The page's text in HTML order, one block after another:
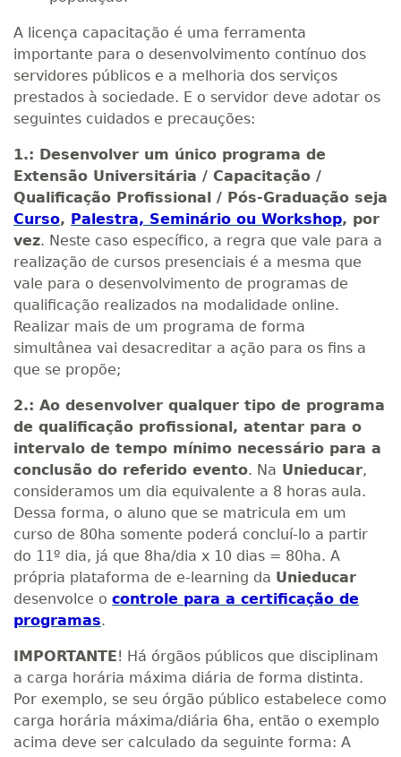
A licença capacitação é uma ferramenta
importante para o desenvolvimento contínuo dos
servidores públicos e a melhoria dos serviços
prestados à sociedade. E o servidor deve adotar os
seguintes cuidados e precauções:
1.: Desenvolver um único programa de
Extensão Universitária / Capacitação /
Qualificação Profissional / Pós-Graduação seja
Curso, Palestra, Seminário ou Workshop, por
vez. Neste caso específico, a regra que vale para a
realização de cursos presenciais é a mesma que
vale para o desenvolvimento de programas de
qualificação realizados na modalidade online.
Realizar mais de um programa de forma
simultânea vai desacreditar a ação para os fins a
que se propõe;
2.: Ao desenvolver qualquer tipo de programa
de qualificação profissional, atentar para o
intervalo de tempo mínimo necessário para a
conclusão do referido evento. Na Unieducar,
consideramos um dia equivalente a 8 horas aula.
Dessa forma, o aluno que se matricula em um
curso de 80ha somente poderá concluí-lo a partir
do 11º dia, já que 8ha/dia x 10 dias = 80ha. A
própria plataforma de e-learning da Unieducar
desenvolce o controle para a certificação de
programas.
IMPORTANTE! Há órgãos públicos que disciplinam
a carga horária máxima diária de forma distinta.
Por exemplo, se seu órgão público estabelece como
carga horária máxima/diária 6ha, então o exemplo
acima deve ser calculado da seguinte forma: A